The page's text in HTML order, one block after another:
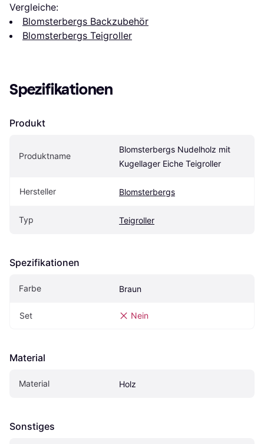
Vergleiche:
Blomsterbergs Backzubehör
Blomsterbergs Teigroller
Spezifikationen
Produkt
Produktname
Blomsterbergs Nudelholz mit
Kugellager Eiche Teigroller
Hersteller Blomsterbergs
Typ Teigroller
Spezifikationen
Farbe Braun
Set Nein
Material
Material Holz
Sonstiges